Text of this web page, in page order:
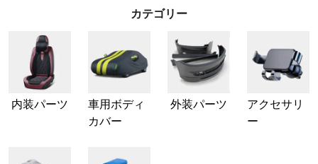
カテゴリー
内装パーツ
車用ボディ
カバー
外装パーツ
アクセサリ
ー